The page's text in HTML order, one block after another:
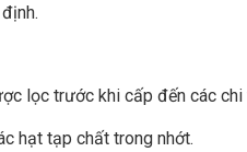
lọc trước khi cấp đến các chi
hạt tạp chất trong nhớt.